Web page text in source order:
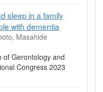
sleep in a family
with dementia
Masahide
of Gerontology and
Congress 2023